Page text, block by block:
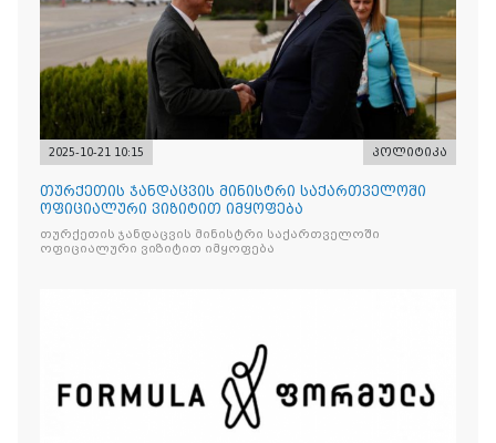
2025-10-21 10:15 პოლიტიკა
თურქეთის ჯანდაცვის მინისტრი საქართველოში
ოფიციალური ვიზიტით იმყოფება
თურქეთის ჯანდაცვის მინისტრი საქართველოში
ოფიციალური ვიზიტით იმყოფება